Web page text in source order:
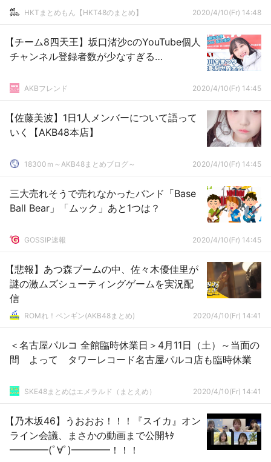
HKTまとめもん【HKT48のまとめ】 2020/4/10(Fr) 14:48
【チーム8四天王】坂口渚沙cのYouTube個人
チャンネル登録者数が少なすぎる…
AKBフレンド 2020/4/10(Fr) 14:45
【佐藤美波】1日1人メンバーについて語って
いく【AKB48本店】
18300ｍ～AKB48まとめブログ～ 2020/4/10(Fr) 14:45
三大売れそうで売れなかったバンド「Base
Ball Bear」「ムック」あと1つは？
GOSSIP速報 2020/4/10(Fr) 14:45
【悲報】あつ森ブームの中、佐々木優佳里が
謎の激ムズシューティングゲームを実況配
信
ROMれ！ペンギン(AKB48まとめ) 2020/4/10(Fr) 14:41
＜名古屋パルコ 全館臨時休業日＞4月11日（土）～当面の
間 よって タワーレコード名古屋パルコ店も臨時休業
SKE48まとめはエメラルド（まとえめ） 2020/4/10(Fr) 14:41
【乃木坂46】うおおお！！！『スイカ』オン
ライン会議、まさかの動画まで公開ｷﾀ
━━━━(ﾟ∀ﾟ)━━━━！！！